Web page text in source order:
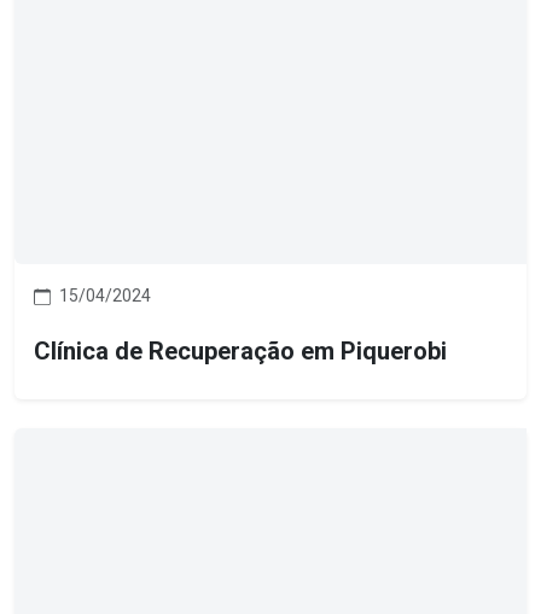
15/04/2024
Clínica de Recuperação em Piquerobi